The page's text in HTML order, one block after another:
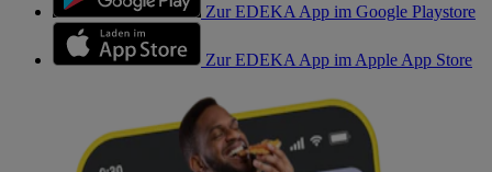
Zur EDEKA App im Google Playstore
Zur EDEKA App im Apple App Store